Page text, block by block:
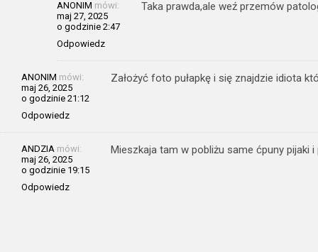
ANONIM mówi:
maj 27, 2025
o godzinie 2:47
Odpowiedz
Taka prawda,ale weź przemów
ANONIM mówi:
maj 26, 2025
o godzinie 21:12
Odpowiedz
Założyć foto pułapkę i się znajdzie idiota
ANDZIA mówi:
maj 26, 2025
o godzinie 19:15
Odpowiedz
Mieszkaja tam w pobliżu same ćpuny pijaki